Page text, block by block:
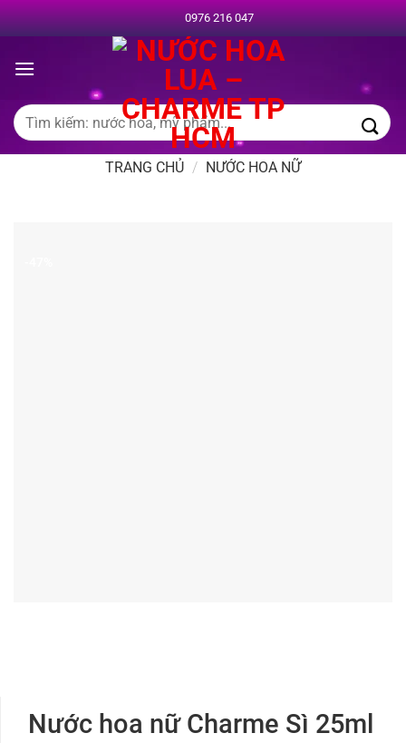
Chuyển
đến
dung
0976 216 047
Tìm
kiếm:
TRANG CHỦ / NƯỚC HOA NỮ
Nước hoa nữ Charme Sì 25ml